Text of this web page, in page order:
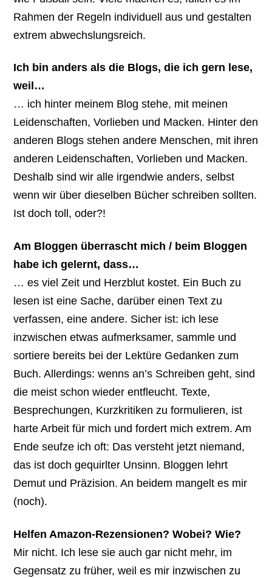
Rahmen der Regeln individuell aus und gestalten
extrem abwechslungsreich.
Ich bin anders als die Blogs, die ich gern lese,
weil…
… ich hinter meinem Blog stehe, mit meinen
Leidenschaften, Vorlieben und Macken. Hinter den
anderen Blogs stehen andere Menschen, mit ihren
anderen Leidenschaften, Vorlieben und Macken.
Deshalb sind wir alle irgendwie anders, selbst
wenn wir über dieselben Bücher schreiben sollten.
Ist doch toll, oder?!
Am Bloggen überrascht mich / beim Bloggen
habe ich gelernt, dass…
… es viel Zeit und Herzblut kostet. Ein Buch zu
lesen ist eine Sache, darüber einen Text zu
verfassen, eine andere. Sicher ist: ich lese
inzwischen etwas aufmerksamer, sammle und
sortiere bereits bei der Lektüre Gedanken zum
Buch. Allerdings: wenns an’s Schreiben geht, sind
die meist schon wieder entfleucht. Texte,
Besprechungen, Kurzkritiken zu formulieren, ist
harte Arbeit für mich und fordert mich extrem. Am
Ende seufze ich oft: Das versteht jetzt niemand,
das ist doch gequirlter Unsinn. Bloggen lehrt
Demut und Präzision. An beidem mangelt es mir
(noch).
Helfen Amazon-Rezensionen? Wobei? Wie?
Mir nicht. Ich lese sie auch gar nicht mehr, im
Gegensatz zu früher, weil es mir inzwischen zu